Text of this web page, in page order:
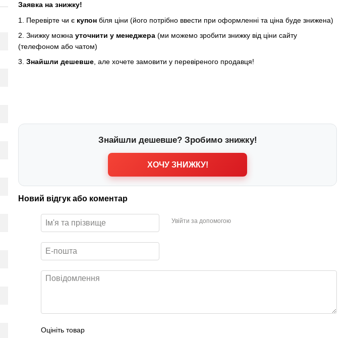
Заявка на знижку!
1. Перевірте чи є купон біля ціни (його потрібно ввести при оформленні та ціна буде знижена)
2. Знижку можна уточнити у менеджера (ми можемо зробити знижку від ціни сайту
(телефоном або чатом)
3. Знайшли дешевше, але хочете замовити у перевіреного продавця!
Знайшли дешевше? Зробимо знижку!
ХОЧУ ЗНИЖКУ!
Новий відгук або коментар
Увійти за допомогою
Оцініть товар